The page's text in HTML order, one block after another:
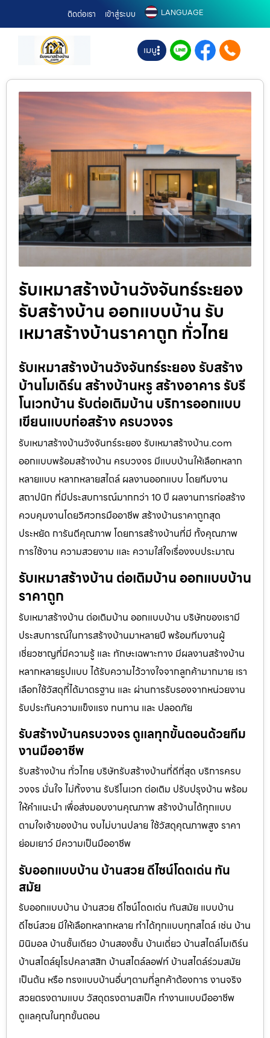
ติดต่อเรา เข้าสู่ระบบ LANGUAGE
เมนู
รับเหมาสร้างบ้านวังจันทร์ระยอง
รับสร้างบ้าน ออกแบบบ้าน รับ
เหมาสร้างบ้านราคาถูก ทั่วไทย
รับเหมาสร้างบ้านวังจันทร์ระยอง รับสร้าง
บ้านโมเดิร์น สร้างบ้านหรู สร้างอาคาร รับรี
โนเวทบ้าน รับต่อเติมบ้าน บริการออกแบบ
เขียนแบบก่อสร้าง ครบวงจร
รับเหมาสร้างบ้านวังจันทร์ระยอง รับเหมาสร้างบ้าน.com
ออกแบบพร้อมสร้างบ้าน ครบวงจร มีแบบบ้านให้เลือกหลาก
หลายแบบ หลากหลายสไตล์ ผลงานออกแบบ โดยทีมงาน
สถาปนิก ที่มีประสบการณ์มากกว่า 10 ปี ผลงานการก่อสร้าง
ควบคุมงานโดยวิศวกรมืออาชีพ สร้างบ้านราคาถูกสุด
ประหยัด การันตีคุณภาพ โดยการสร้างบ้านที่มี ทั้งคุณภาพ
การใช้งาน ความสวยงาม และ ความใส่ใจเรื่องงบประมาณ
รับเหมาสร้างบ้าน ต่อเติมบ้าน ออกแบบบ้าน
ราคาถูก
รับเหมาสร้างบ้าน ต่อเติมบ้าน ออกแบบบ้าน บริษัทของเรามี
ประสบการณ์ในการสร้างบ้านมาหลายปี พร้อมทีมงานผู้
เชี่ยวชาญที่มีความรู้ และ ทักษะเฉพาะทาง มีผลงานสร้างบ้าน
หลากหลายรูปแบบ ได้รับความไว้วางใจจากลูกค้ามากมาย เรา
เลือกใช้วัสดุที่ได้มาตรฐาน และ ผ่านการรับรองจากหน่วยงาน
รับประกันความแข็งแรง ทนทาน และ ปลอดภัย
รับสร้างบ้านครบวงจร ดูแลทุกขั้นตอนด้วยทีม
งานมืออาชีพ
รับสร้างบ้าน ทั่วไทย บริษัทรับสร้างบ้านที่ดีที่สุด บริการครบ
วงจร มั่นใจ ไม่ทิ้งงาน รับรีโนเวท ต่อเติม ปรับปรุงบ้าน พร้อม
ให้คำแนะนำ เพื่อส่งมอบงานคุณภาพ สร้างบ้านได้ทุกแบบ
ตามใจเจ้าของบ้าน งบไม่บานปลาย ใช้วัสดุคุณภาพสูง ราคา
ย่อมเยาว์ มีความเป็นมืออาชีพ
รับออกแบบบ้าน บ้านสวย ดีไซน์โดดเด่น ทัน
สมัย
รับออกแบบบ้าน บ้านสวย ดีไซน์โดดเด่น ทันสมัย แบบบ้าน
ดีไซน์สวย มีให้เลือกหลากหลาย ทำได้ทุกแบบทุกสไตล์ เช่น บ้าน
มินิมอล บ้านชั้นเดียว บ้านสองชั้น บ้านเดี่ยว บ้านสไตล์โมเดิร์น
บ้านสไตล์ยุโรปคลาสสิก บ้านสไตล์ลอฟท์ บ้านสไตล์ร่วมสมัย
เป็นต้น หรือ ทรงแบบบ้านอื่นๆตามที่ลูกค้าต้องการ งานจริง
สวยตรงตามแบบ วัสดุตรงตามสเป็ค ทำงานแบบมืออาชีพ
ดูแลคุณในทุกขั้นตอน